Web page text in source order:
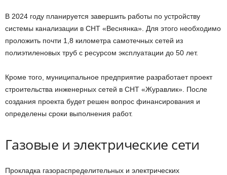
В 2024 году планируется завершить работы по устройству
системы канализации в СНТ «Веснянка». Для этого необходимо
проложить почти 1,8 километра самотечных сетей из
полиэтиленовых труб с ресурсом эксплуатации до 50 лет.
Кроме того, муниципальное предприятие разработает проект
строительства инженерных сетей в СНТ «Журавлик». После
создания проекта будет решен вопрос финансирования и
определены сроки выполнения работ.
Газовые и электрические сети
Прокладка газораспределительных и электрических